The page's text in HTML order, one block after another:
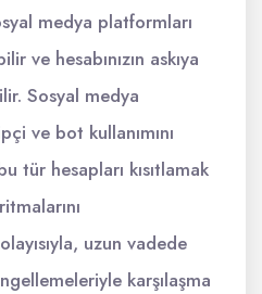
medya platformları
ve hesabınızın askıya
Sosyal medya
ve bot kullanımını
tür hesapları kısıtlamak
uzun vadede
karşılaşma